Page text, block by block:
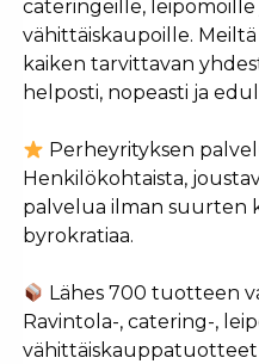
cateringeille, leipomoille
vähittäiskaupoille.
kaiken tarvittavan
helposti, nopeasti ja
Perheyrityksen
Henkilökohtaista,
palvelua ilman suurten
byrokratiaa.
Lähes 700 tuotteen
Ravintola-, catering-,
vähittäiskauppatuotteet